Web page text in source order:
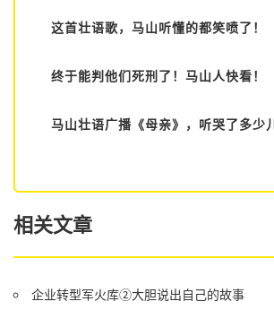
这首壮语歌，马山听懂的都笑喷了！
终于能判他们死刑了！马山人快看！
马山壮语广播《母亲》，听哭了多少
相关文章
企业转型军火库②大胆说出自己的故事